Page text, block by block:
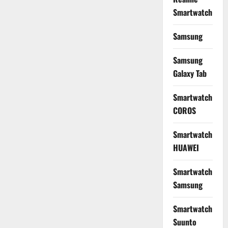
Smartwatch
Samsung
Samsung
Galaxy Tab
Smartwatch
COROS
Smartwatch
HUAWEI
Smartwatch
Samsung
Smartwatch
Suunto